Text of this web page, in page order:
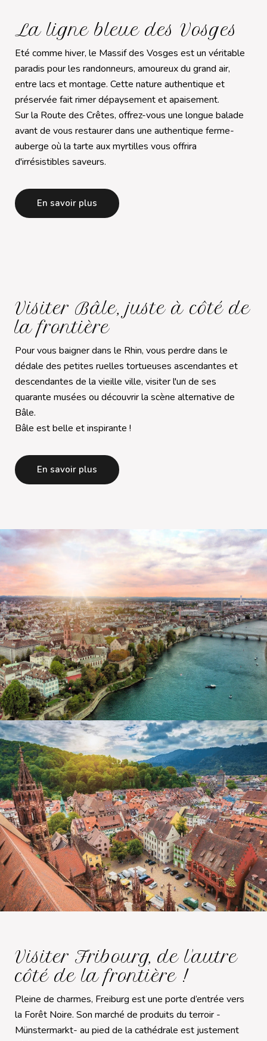
La ligne bleue des Vosges
Eté comme hiver, le Massif des Vosges est un véritable
paradis pour les randonneurs, amoureux du grand air,
entre lacs et montage. Cette nature authentique et
préservée fait rimer dépaysement et apaisement.
Sur la Route des Crêtes, offrez-vous une longue balade
avant de vous restaurer dans une authentique ferme-
auberge où la tarte aux myrtilles vous offrira
d'irrésistibles saveurs.
En savoir plus
Visiter Bâle, juste à côté de
la frontière
Pour vous baigner dans le Rhin, vous perdre dans le
dédale des petites ruelles tortueuses ascendantes et
descendantes de la vieille ville, visiter l'un de ses
quarante musées ou découvrir la scène alternative de
Bâle.
Bâle est belle et inspirante !
En savoir plus
Visiter Fribourg, de l'autre
côté de la frontière !
Pleine de charmes, Freiburg est une porte d’entrée vers
la Forêt Noire. Son marché de produits du terroir -
Münstermarkt- au pied de la cathédrale est justement